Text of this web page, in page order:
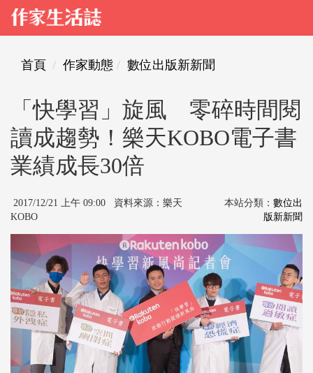
首頁 作家動態 數位出版新新聞
「快學習」旋風 零碎時間閱
讀成趨勢！樂天KOBO電子書
業績成長30倍
2017/12/21 上午 09:00 資料來源：樂天
KOBO
本站分類： 數位出
版新新聞